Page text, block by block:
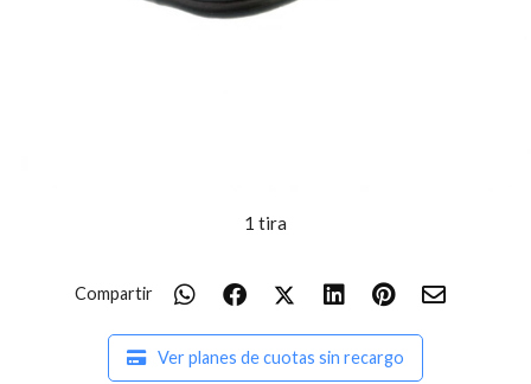
1 tira
Compartir
Ver planes de cuotas sin recargo